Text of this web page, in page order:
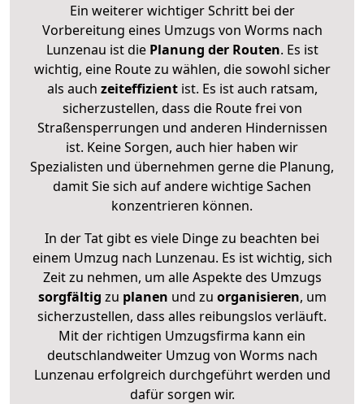
Ein weiterer wichtiger Schritt bei der
Vorbereitung eines Umzugs von Worms nach
Lunzenau ist diePlanung der Routen. Es ist
wichtig, eine Route zu wählen, die sowohl sicher
als auch zeiteffizientist. Es ist auch ratsam,
sicherzustellen, dass die Route frei von
Straßensperrungen und anderen Hindernissen
ist. Keine Sorgen, auch hier haben wir
Spezialisten und übernehmen gerne die Planung,
damit Sie sich auf andere wichtige Sachen
konzentrieren können.
In der Tat gibt es viele Dinge zu beachten bei
einem Umzug nach Lunzenau. Es ist wichtig, sich
Zeit zu nehmen, um alle Aspekte des Umzugs
sorgfältig zu planen und zu organisieren, um
sicherzustellen, dass alles reibungslos verläuft.
Mit der richtigen Umzugsfirma kann ein
deutschlandweiter Umzug von Worms nach
Lunzenau erfolgreich durchgeführt werden und
dafür sorgen wir.